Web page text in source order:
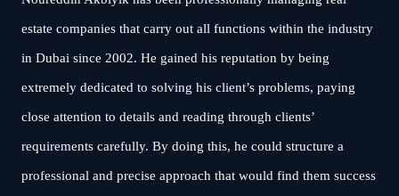
estate companies that carry out all functions within the industry
in Dubai since 2002. He gained his reputation by being
extremely dedicated to solving his client’s problems, paying
close attention to details and reading through clients’
requirements carefully. By doing this, he could structure a
professional and precise approach that would find them success